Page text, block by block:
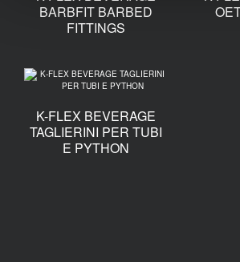
BARBFIT BARBED
FITTINGS
K-FLEX BEVERAGE
TAGLIERINI PER TUBI
E PYTHON